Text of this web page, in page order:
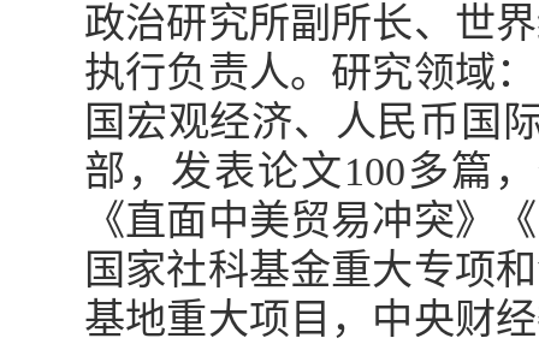
政治研究所副所长、世
执行负责人。研究领域
国宏观经济、人民币国
部，发表论文100多篇
《直面中美贸易冲突》
国家社科基金重大专项
基地重大项目，中央财